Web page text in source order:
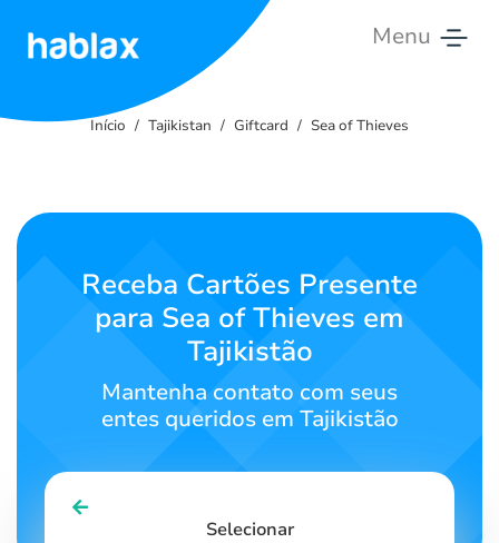
Menu
Tarifas
Contate-
Início Tajikistan Giftcard Sea of Thieves
Receba Cartões Presente
para Sea of Thieves em
Tajikistão
Mantenha contato com seus
entes queridos em Tajikistão
Selecionar